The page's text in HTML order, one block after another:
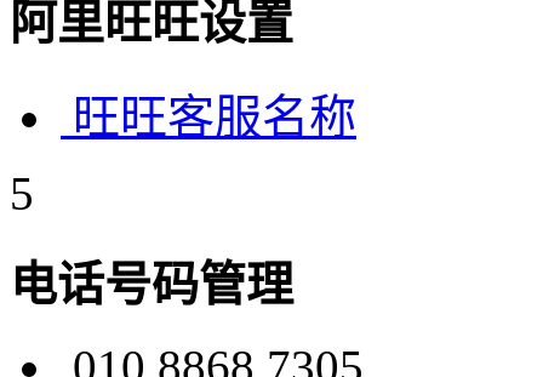
阿里旺旺设置
旺旺客服名称
5
电话号码管理